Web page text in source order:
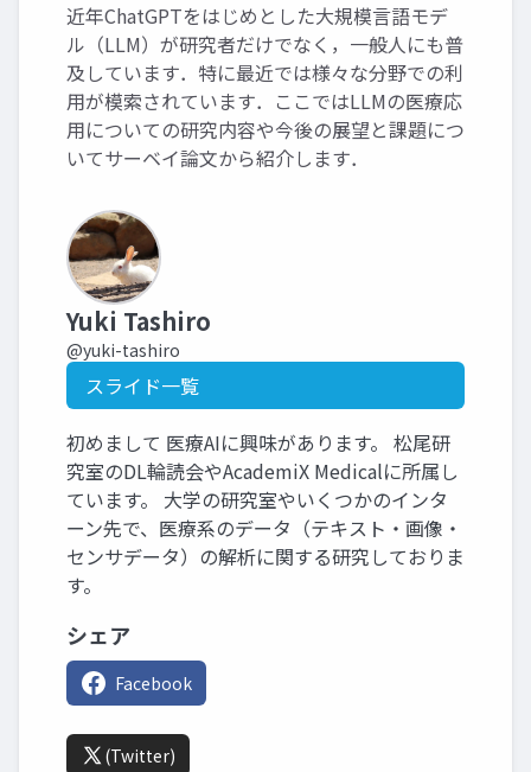
近年ChatGPTをはじめとした大規模言語モデ
ル（LLM）が研究者だけでなく，一般人にも普
及しています．特に最近では様々な分野での利
用が模索されています．ここではLLMの医療応
用についての研究内容や今後の展望と課題につ
いてサーベイ論文から紹介します．
Yuki Tashiro
@yuki-tashiro
スライド一覧
初めまして 医療AIに興味があります。 松尾研
究室のDL輪読会やAcademiX Medicalに所属し
ています。 大学の研究室やいくつかのインタ
ーン先で、医療系のデータ（テキスト・画像・
センサデータ）の解析に関する研究しておりま
す。
シェア
Facebook
(Twitter)